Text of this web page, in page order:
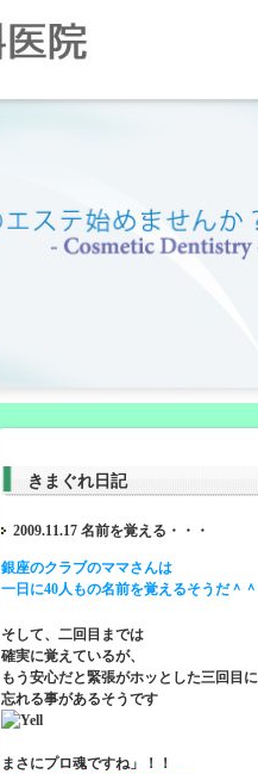
きまぐれ日記
2009.11.17 名前を覚える・・・
銀座のクラブのママさんは
一日に40人もの名前を覚えるそうだ＾＾
そして、二回目までは
確実に覚えているが、
もう安心だと緊張がホッとした三回目に
忘れる事があるそうです
まさにプロ魂ですね」！！